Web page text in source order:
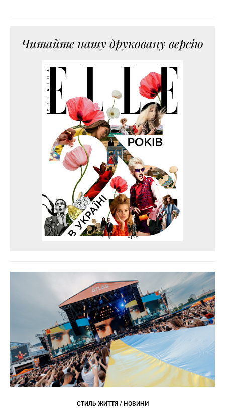
Читайте нашу друковану версію
СТИЛЬ ЖИТТЯ / НОВИНИ